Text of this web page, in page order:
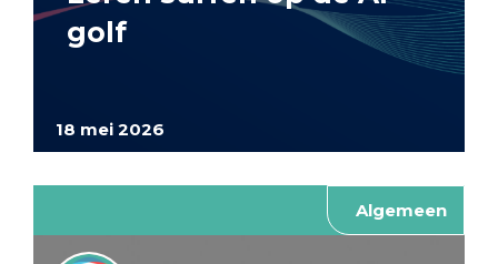
18 mei 2026
golf
Algemeen